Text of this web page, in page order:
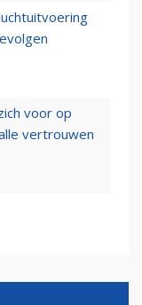
voor op
vertrouwen